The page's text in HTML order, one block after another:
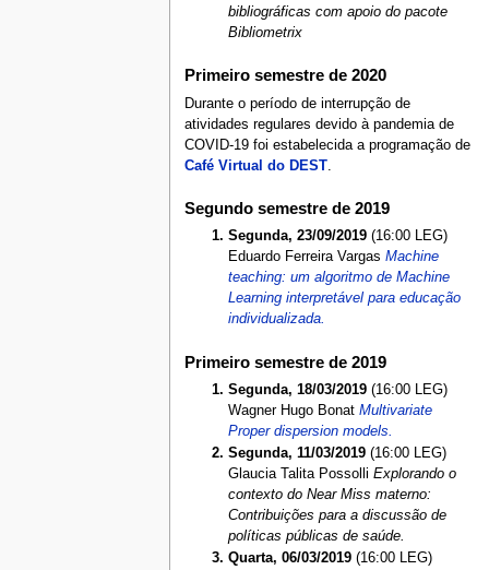
bibliográficas com apoio do pacote
Bibliometrix
Primeiro semestre de 2020
Durante o período de interrupção de
atividades regulares devido à pandemia de
COVID-19 foi estabelecida a programação de
Café Virtual do DEST.
Segundo semestre de 2019
Segunda, 23/09/2019 (16:00 LEG)
Eduardo Ferreira VargasMachine
teaching: um algoritmo de Machine
Learning interpretável para educação
individualizada.
Primeiro semestre de 2019
Segunda, 18/03/2019 (16:00 LEG)
Wagner Hugo BonatMultivariate
Proper dispersion models.
Segunda, 11/03/2019 (16:00 LEG)
Glaucia Talita PossolliExplorando o
contexto do Near Miss materno:
Contribuições para a discussão de
políticas públicas de saúde.
Quarta, 06/03/2019 (16:00 LEG)